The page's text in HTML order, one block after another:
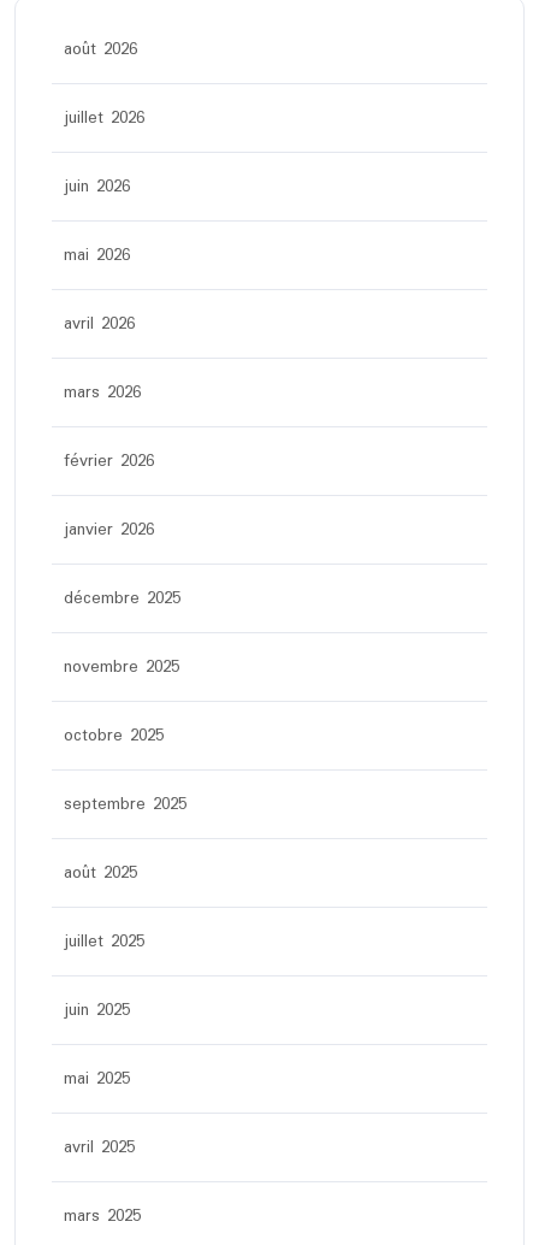
août 2026
juillet 2026
juin 2026
mai 2026
avril 2026
mars 2026
février 2026
janvier 2026
décembre 2025
novembre 2025
octobre 2025
septembre 2025
août 2025
juillet 2025
juin 2025
mai 2025
avril 2025
mars 2025